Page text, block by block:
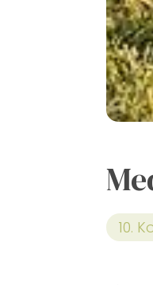
10.